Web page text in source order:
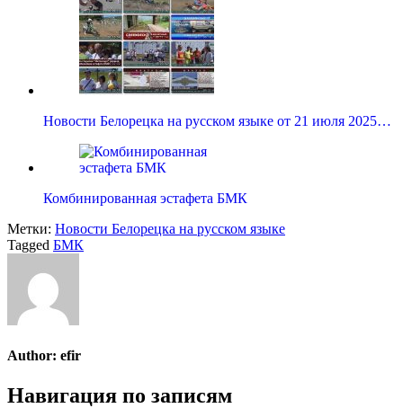
Новости Белорецка на русском языке от 21 июля 2025…
Комбинированная эстафета БМК
Метки: Новости Белорецка на русском языке
Tagged БМК
Author: efir
Навигация по записям